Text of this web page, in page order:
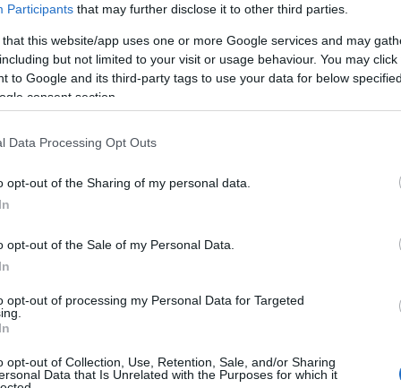
Participants that may further disclose it to other third parties.
that this website/app uses one or more Google services and may
but not limited to your visit or usage behaviour. You may
to Google and its third-party tags to use your data for below
consent section.
Data Processing Opt Outs
opt-out of the Sharing of my personal data.
opt-out of the Sale of my Personal Data.
opt-out of processing my Personal Data for Targeted
opt-out of Collection, Use, Retention, Sale, and/or Sharing
Data that Is Unrelated with the Purposes for which it
nyelve az értékrend és a stabilitás. Míg a Bika
a Főpap a spirituális rendet képviseli.
a kiszámíthatóságot. Ez a lap emlékeztet arra,
hogyan formálják a világod – és miként
között.
kártyája tartozik, amely a dualitást,
a kíváncsiság és a sokoldalúság
meg helyzeteidet több szemszögből.